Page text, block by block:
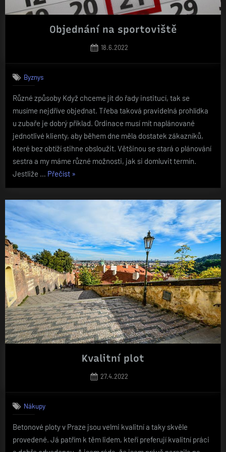
Objednání na sportoviště
Posted
18.6.2022
Byznys
Různé způsoby Když chceme jít do řady institucí, tak se
musíme nejdříve objednat. Třeba taková pravidelná prohlídka
u zubaře je dobrý příklad. Ordinace musí mít naplánované
jednotlivé klienty, aby během dne měla dostatek zákazníků,
které bez obtíží stihne obsloužit. Většinou se stará o plánování
sestra a my máme různé možnosti, jak si domluvit termín.
Jestliže … Přečíst„Objednání
sportoviště“
»
Kvalitní plot
Posted
27.4.2022
Nákupy
Betonové ploty v Praze jsou velmi kvalitní a taky skvěle
provedené. Já patřím k těm lidem, kteří preferují kvalitní práci